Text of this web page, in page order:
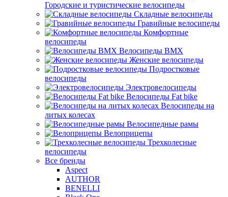
Городские и туристические велосипеды
Складные велосипеды
Гравийные велосипеды
Комфортные
велосипеды
Велосипеды BMX
Женские велосипеды
Подростковые
велосипеды
Электровелосипеды
Велосипеды Fat bike
Велосипеды на
литых колесах
Велосипедные рамы
Велоприцепы
Трехколесные
велосипеды
Все бренды
Aspect
AUTHOR
BENELLI